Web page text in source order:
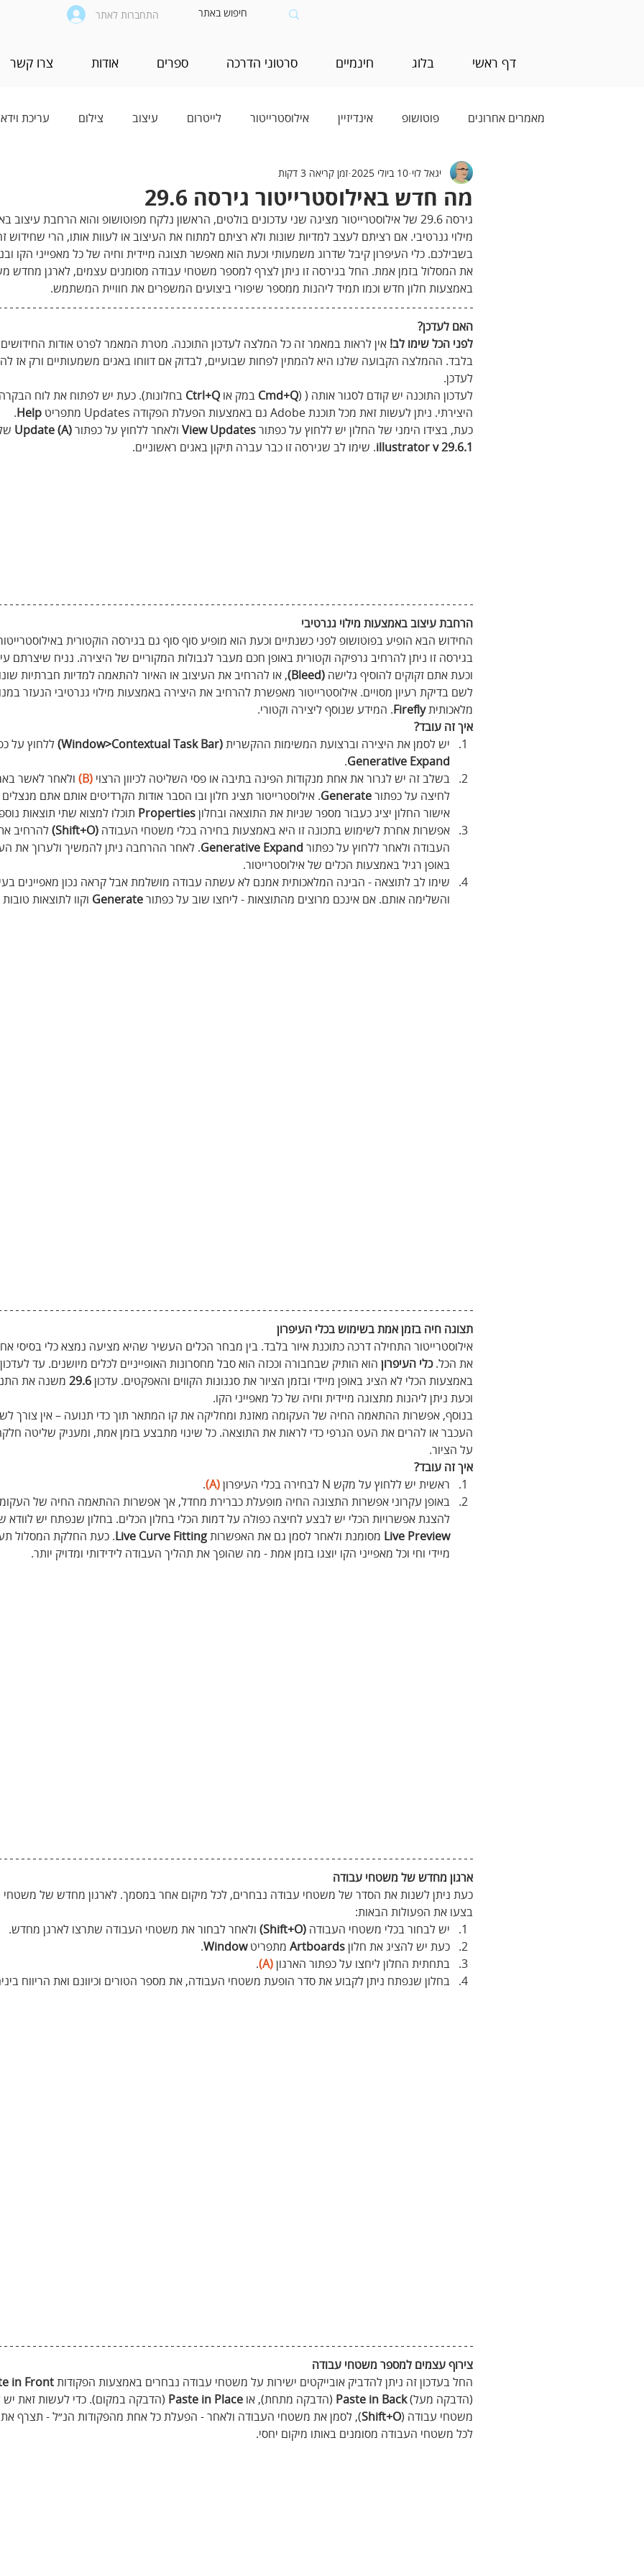
התחברות לאתר
דף ראשי בלוג חינמיים סרטוני הדרכה ספרים אודות צרו קשר
מאמרים אחרונים פוטושופ אינדיזיין אילוסטרייטור לייטרום עיצוב צילום עריכת
בינה מלאכותית (AI)
מה חדש באילוסטרייטור גירסה 29.6
יגאל לוי 10 ביולי 2025 זמן קריאה 3 דקות
גירסה 29.6 של אילוסטרייטור מציגה שני עדכונים בולטים, הראשון נלקח מפוטושופ והוא הרחבת עיצוב
מילוי גנרטיבי. אם רציתם לעצב למדיות שונות ולא רציתם למתוח את העיצוב או לעוות אותו, הרי שחידוש
בשבילכם. כלי העיפרון קיבל שדרוג משמעותי וכעת הוא מאפשר תצוגה מיידית וחיה של כל מאפייני הקו
את המסלול בזמן אמת. החל בגירסה זו ניתן לצרף למספר משטחי עבודה מסומנים עצמים, לארגן מחדש
באמצעות חלון חדש וכמו תמיד ליהנות ממספר שיפורי ביצועים המשפרים את חוויית המשתמש.
האם לעדכן?
לפני הכל שימו לב! אין לראות במאמר זה כל המלצה לעדכון התוכנה. מטרת המאמר לפרט אודות החידושים
בלבד. ההמלצה הקבועה שלנו היא להמתין לפחות שבועיים, לבדוק אם דווחו באגים משמעותיים ורק אז
לעדכן.
לעדכון התוכנה יש קודם לסגור אותה ( (Cmd+Q במק או Ctrl+Q בחלונות). כעת יש לפתוח את לוח
היצירתי. ניתן לעשות זאת מכל תוכנת Adobe גם באמצעות הפעלת הפקודה Updates מתפריט
Help
.
כעת, בצידו הימני של החלון יש ללחוץ על כפתור
View Updates ולאחר ללחוץ על כפתור (A) Update
illustrator v 29.6.1. שימו לב שגירסה זו כבר עברה תיקון באגים ראשוניים.
הרחבת עיצוב באמצעות מילוי גנרטיבי
החידוש הבא הופיע בפוטושופ לפני כשנתיים וכעת הוא מופיע סוף סוף גם בגירסה הוקטורית
בגירסה זו ניתן להרחיב גרפיקה וקטורית באופן חכם מעבר לגבולות המקוריים של היצירה. נניח שיצרתם
וכעת אתם זקוקים להוסיף גלישה (Bleed)
, או להרחיב את העיצוב או האיור להתאמה למדיות חברתיות
לשם בדיקת רעיון מסויים. אילוסטרייטור מאפשרת להרחיב את היצירה באמצעות מילוי גנרטיבי הנעזר
מלאכותית Firefly. המידע שנוסף ליצירה וקטורי.
איך זה עובד?
יש לסמן את היצירה וברצועת המשימות ההקשרית (Window>Contextual Task Bar) ללחוץ על
Generative Expand
.
בשלב זה יש לגרור את אחת מנקודות הפינה בתיבה או פסי השליטה לכיוון הרצוי (B)
ולאחר לאשר
לחיצה על כפתור Generate. אילוסטרייטור תציג חלון ובו הסבר אודות הקרדיטים אותם אתם
אישור החלון יציג כעבור מספר שניות את התוצאה ובחלון Properties תוכלו למצוא שתי תוצאות
אפשרות אחרת לשימוש בתכונה זו היא באמצעות בחירה בכלי משטחי העבודה (Shift+O)
להרחיב
העבודה ולאחר ללחוץ על כפתור
Generative Expand
. לאחר ההרחבה ניתן להמשיך ולערוך את
באופן רגיל באמצעות הכלים של אילוסטרייטור.
שימו לב לתוצאה - הבינה המלאכותית אמנם לא עשתה עבודה מושלמת אבל קראה נכון מאפיינים
והשלימה אותם. אם אינכם מרוצים מהתוצאות - ליחצו שוב על כפתור Generate וקוו לתוצאות טובות
תצוגה חיה בזמן אמת בשימוש בכלי העיפרון
אילוסטרייטור התחילה דרכה כתוכנת איור בלבד. בין מבחר הכלים העשיר שהיא מציעה נמצא כלי בסיסי
את הכל. כלי העיפרון הוא הותיק שבחבורה וככזה הוא סבל מחסרונות האופייניים לכלים מיושנים. עד
באמצעות הכלי לא הציג באופן מיידי ובזמן הציור את סגנונות הקווים והאפקטים. עדכון 29.6 משנה את
וכעת ניתן ליהנות מתצוגה מיידית וחיה של כל מאפייני הקו.
בנוסף, אפשרות ההתאמה החיה של העקומה מאזנת ומחליקה את קו המתאר תוך כדי תנועה – אין צורך
העכבר או להרים את העט הגרפי כדי לראות את התוצאה. כל שינוי מתבצע בזמן אמת, ומעניק שליטה
על הציור.
איך זה עובד?
ראשית יש ללחוץ על מקש N לבחירה בכלי העיפרון
(A)
.
באופן עקרוני אפשרות התצוגה החיה מופעלת כברירת מחדל, אך אפשרות ההתאמה החיה של
להצגת אפשרויות הכלי יש לבצע לחיצה כפולה על דמות הכלי בחלון הכלים. בחלון שנפתח יש
Live Preview מסומנת ולאחר לסמן גם את האפשרות Live Curve Fitting. כעת החלקת המסלול
מיידי וחי וכל מאפייני הקו יוצגו בזמן אמת - מה שהופך את תהליך העבודה לידידותי ומדויק יותר.
ארגון מחדש של משטחי עבודה
כעת ניתן לשנות את הסדר של משטחי עבודה נבחרים, לכל מיקום אחר במסמך. לארגון מחדש של משטחי
בצעו את הפעולות הבאות:
יש לבחור בכלי משטחי העבודה (Shift+O)
ולאחר לבחור את משטחי העבודה שתרצו לארגן מחדש.
כעת יש להציג את חלון Artboards מתפריט Window
.
בתחתית החלון ליחצו על כפתור הארגון (A)
.
בחלון שנפתח ניתן לקבוע את סדר הופעת משטחי העבודה, את מספר הטורים וכיוונם ואת הריווח
צירוף עצמים למספר משטחי עבודה
החל בעדכון זה ניתן להדביק אובייקטים ישירות על משטחי עבודה נבחרים באמצעות הפקודות in Front
(הדבקה מעל)
Paste in Back (הדבקה מתחת), או Paste in Place (הדבקה במקום). כדי לעשות זאת יש
משטחי עבודה (Shift+O), לסמן את משטחי העבודה ולאחר - הפעלת כל אחת מהפקודות הנ״ל - תצרף את
לכל משטחי העבודה מסומנים באותו מיקום יחסי.